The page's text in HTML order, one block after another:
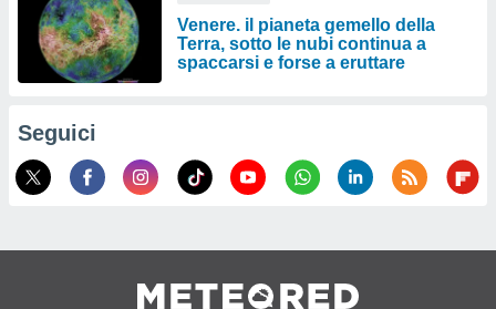
Venere. il pianeta gemello della
Terra, sotto le nubi continua a
spaccarsi e forse a eruttare
Seguici